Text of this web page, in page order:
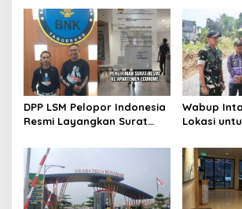
Menuju Kancah Dunia
Berkas
DPP LSM Pelopor Indonesia
Resmi Layangkan Surat
Management Ecohome dan
BNK
Wabup
Lokasi
Tigaraksa